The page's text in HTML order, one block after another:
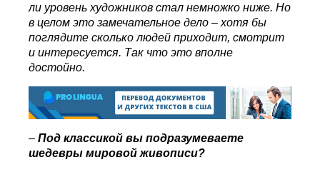
ли уровень художников стал немножко ниже. Но
в целом это замечательное дело – хотя бы
поглядите сколько людей приходит, смотрит
и интересуется. Так что это вполне
достойно.
–Под классикой вы подразумеваете
шедевры мировой живописи?